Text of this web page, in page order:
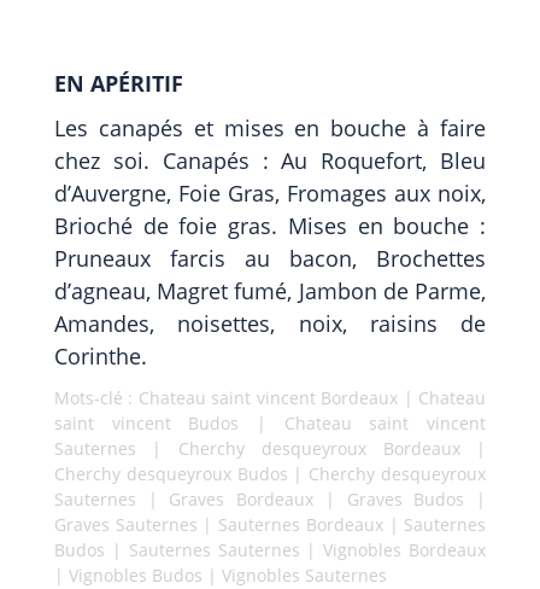
EN APÉRITIF
Les canapés et mises en bouche à faire
chez soi. Canapés : Au Roquefort, Bleu
d’Auvergne, Foie Gras, Fromages aux noix,
Brioché de foie gras. Mises en bouche :
Pruneaux farcis au bacon, Brochettes
d’agneau, Magret fumé, Jambon de Parme,
Amandes, noisettes, noix, raisins de
Corinthe.
Mots-clé : Chateau saint vincent Bordeaux | Chateau
saint vincent Budos | Chateau saint vincent
Sauternes | Cherchy desqueyroux Bordeaux|
Cherchy desqueyroux Budos | Cherchy desqueyroux
Sauternes | Graves Bordeaux | Graves Budos |
Graves Sauternes | Sauternes Bordeaux| Sauternes
Budos | Sauternes Sauternes |Vignobles Bordeaux
| Vignobles Budos | Vignobles Sauternes